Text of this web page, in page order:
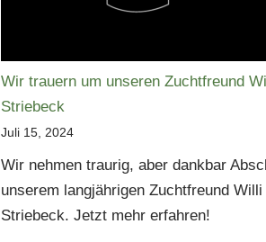
Wir trauern um unseren Zuchtfreund
Striebeck
Juli 15, 2024
Wir nehmen traurig, aber dankbar
unserem langjährigen Zuchtfreund Willi
Striebeck. Jetzt mehr erfahren!